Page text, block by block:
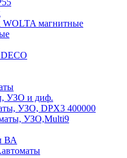
WOLTA магнитные
УЗО и диф.
УЗО, DPX3 400000
УЗО,Multi9
ВА